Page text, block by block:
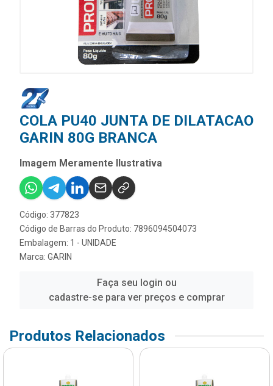
COLA PU40 JUNTA DE DILATACAO
GARIN 80G BRANCA
Imagem Meramente Ilustrativa
Código: 377823
Código de Barras do Produto: 7896094504073
Embalagem: 1 - UNIDADE
Marca: GARIN
Faça seu login ou
cadastre-se para ver preços e comprar
Produtos Relacionados